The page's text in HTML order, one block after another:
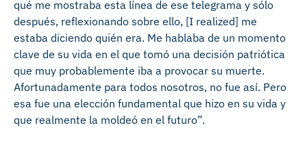
qué me mostraba esta línea de ese telegrama y sólo
después, reflexionando sobre ello, [I realized] me
estaba diciendo quién era. Me hablaba de un momento
clave de su vida en el que tomó una decisión patriótica
que muy probablemente iba a provocar su muerte.
Afortunadamente para todos nosotros, no fue así. Pero
esa fue una elección fundamental que hizo en su vida y
que realmente la moldeó en el futuro”.